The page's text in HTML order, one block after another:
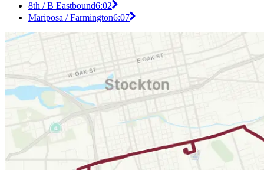
8th / B Eastbound6:02
Mariposa / Farmington6:07